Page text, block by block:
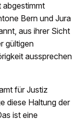
abgestimmt
Bern und Jura
aus ihrer Sicht
gültigen
aussprechen
für Justiz
diese Haltung der
ist eine